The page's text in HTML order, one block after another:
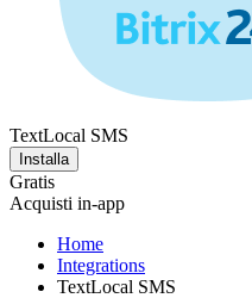
TextLocal SMS
Installa
Gratis
Acquisti in-app
Home
Integrations
TextLocal SMS